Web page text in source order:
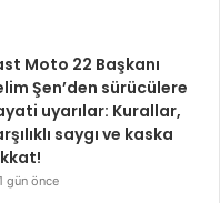
Moto 22 Başkanı
Şen’den sürücülere
uyarılar: Kurallar,
saygı ve kaska
gün önce